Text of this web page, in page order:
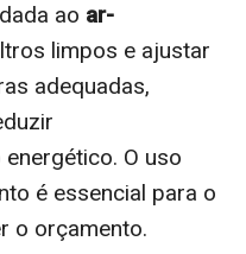
ao ar-
limpos e ajustar
adequadas,
O uso
é essencial para o
o orçamento.